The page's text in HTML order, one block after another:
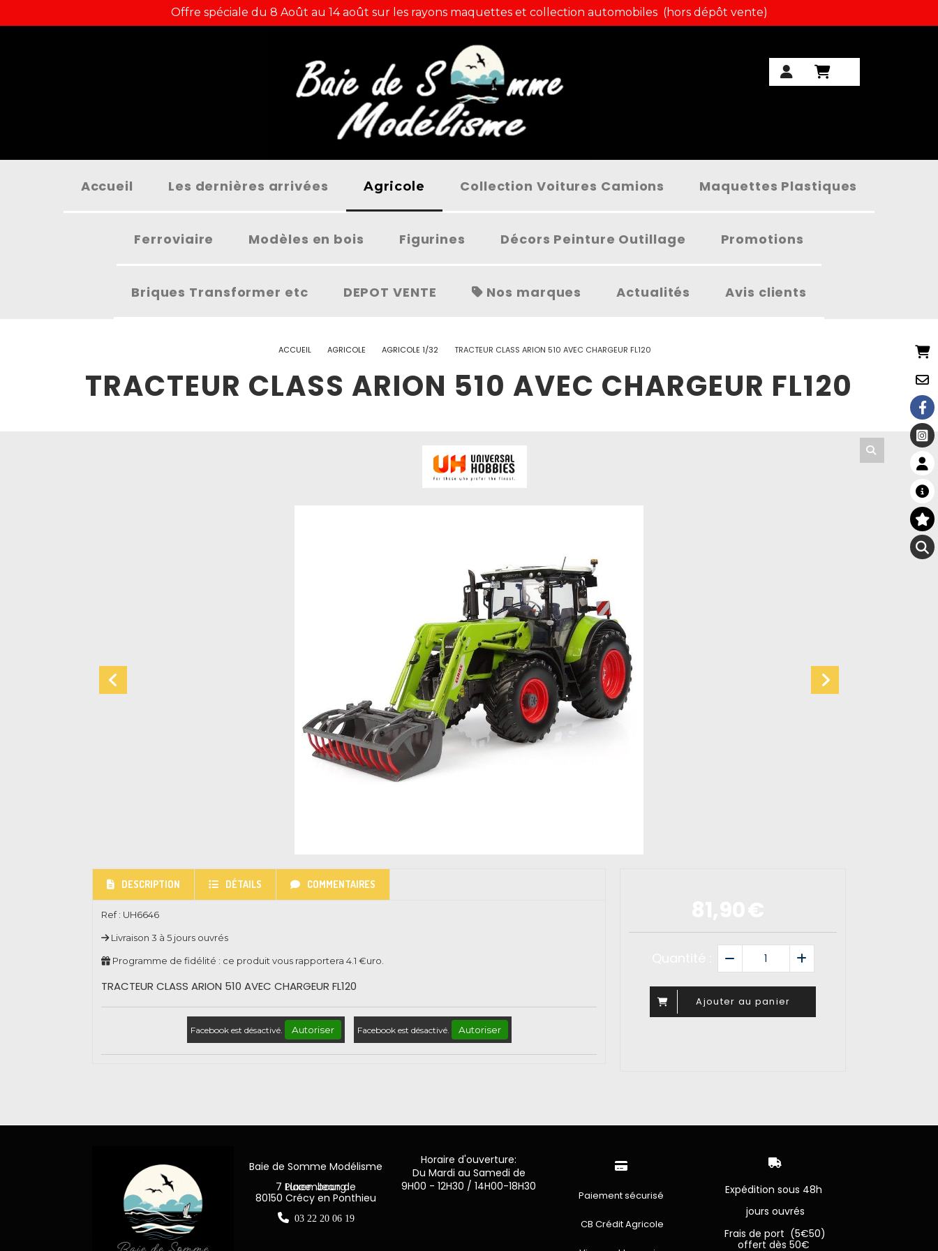
Offre spéciale du 8 Août au 14 août sur les rayons maquettes et collection automobiles (hors dépôt vente)
Accueil Les dernières arrivées Agricole Collection Voitures Camions Maquettes Plastiques
Ferroviaire Modèles en bois Figurines Décors Peinture Outillage Promotions
Briques Transformer etc DEPOT VENTE Nos marques Actualités Avis clients
ACCUEIL AGRICOLE AGRICOLE 1/32 TRACTEUR CLASS ARION 510 AVEC CHARGEUR FL120
TRACTEUR CLASS ARION 510 AVEC CHARGEUR FL120
Ajouter au panier
DESCRIPTION DÉTAILS COMMENTAIRES
Ref : UH6646
Livraison 3 à 5 jours ouvrés
Programme de fidélité : ce produit vous rapportera 4.1 €uro.
TRACTEUR CLASS ARION 510 AVEC CHARGEUR FL120
Facebook est désactivé. Autoriser Facebook est désactivé. Autoriser
Baie de Somme Modélisme
7 Place Jean de Luxembourg
80150 Crécy en Ponthieu
 03 22 20 06 19
Horaire d'ouverture:
Du Mardi au Samedi de
9H00 - 12H30 / 14H00-18H30

Paiement sécurisé
CB Crédit Agricole

Expédition sous 48h
jours ouvrés
Frais de port (5€50)
offert dès 50€